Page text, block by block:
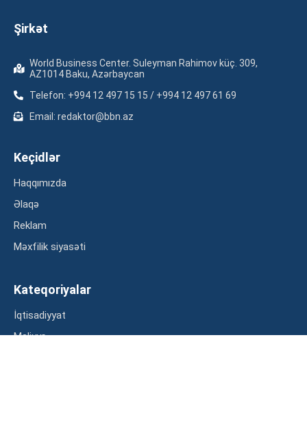
Şirkət
World Business Center. Suleyman Rahimov küç. 309,
AZ1014 Baku, Azərbaycan
Telefon: +994 12 497 15 15 / +994 12 497 61 69
Email: redaktor@bbn.az
Keçidlər
Haqqımızda
Əlaqə
Reklam
Məxfilik siyasəti
Kateqoriyalar
İqtisadiyyat
Maliyyə